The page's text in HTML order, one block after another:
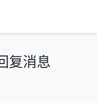
复消息